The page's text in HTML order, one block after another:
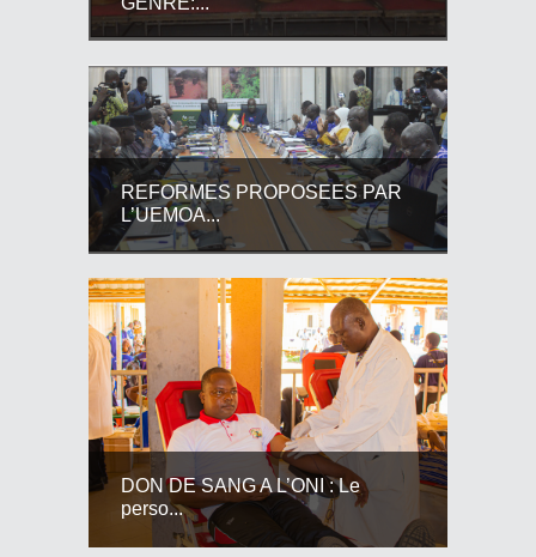
REFORMES PROPOSEES PAR
L’UEMOA...
DON DE SANG A L’ONI : Le
perso...